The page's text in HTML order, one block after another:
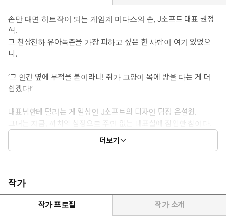
손만 대면 히트작이 되는 게임계 미다스의 손, J소프트 대표 권정
혁.
그 천상천하 유아독존을 가장 피하고 싶은 한 사람이 여기 있었으
니.
‘그 인간 옆에 부적을 붙이라니! 쥐가 고양이 목에 방울 다는 게 더
쉽겠다!’
대표님한테 털리는 게 일상인 J소프트의 디자인 팀장 은설원.
그녀는 지금, 까치의 심정으로 주인 없는 대표실에 잠입한 참이다.
위기를 해결해 주신 천사님께 은혜를 갚기 위해서.
얼른 일을 해결하고 떠나려 데스크 아래로 기어드는데,
이 새벽에 들릴 리 없는 구둣발 소리가 들려온다.
“은 팀장, 거기서 안 나올 겁니까?”
더보기
작가
작가 프로필 작가 소개